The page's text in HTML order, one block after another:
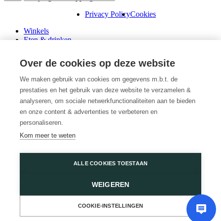
Privacy PolicyCookies
Winkels
Eten & drinken
Schenk een cadeaubon
Over ons
Wini’s
Plattegrond
Diensten
Promoties
Huur een winkel
Veelgestelde vragen
Wijnegem Shopping Center
Contacteer ons
Over de cookies op deze website
We maken gebruik van cookies om gegevens m.b.t. de
prestaties en het gebruik van deze website te verzamelen &
analyseren, om sociale netwerkfunctionaliteiten aan te bieden
en onze content & advertenties te verbeteren en
personaliseren.
Kom meer te weten
ALLE COOKIES TOESTAAN
WEIGEREN
COOKIE-INSTELLINGEN